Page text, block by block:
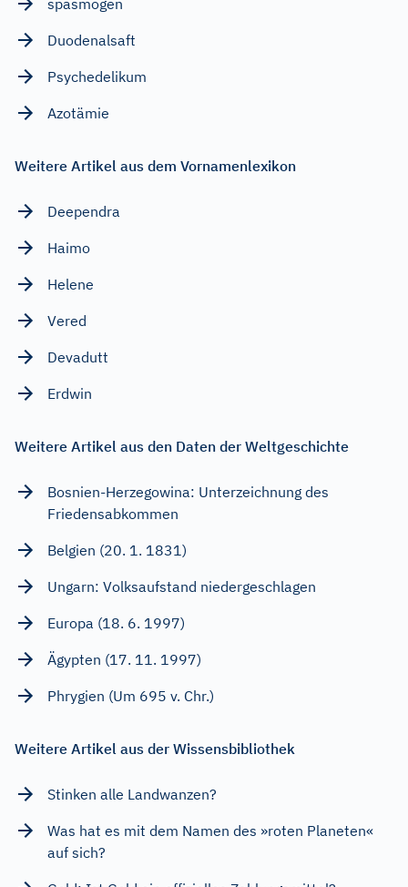
Duodenalsaft
Psychedelikum
Azotämie
Weitere Artikel aus dem Vornamenlexikon
Deependra
Haimo
Helene
Vered
Devadutt
Erdwin
Weitere Artikel aus den Daten der Weltgeschichte
Bosnien-Herzegowina: Unterzeichnung des
Friedensabkommen
Belgien (20. 1. 1831)
Ungarn: Volksaufstand niedergeschlagen
Europa (18. 6. 1997)
Ägypten (17. 11. 1997)
Phrygien (Um 695 v. Chr.)
Weitere Artikel aus der Wissensbibliothek
Stinken alle Landwanzen?
Was hat es mit dem Namen des »roten Planeten«
auf sich?